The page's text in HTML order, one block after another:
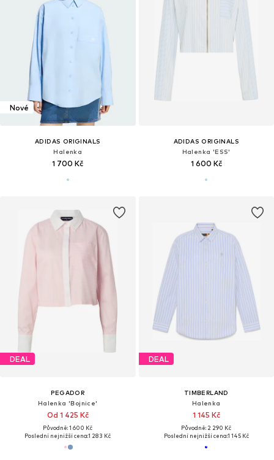
Nové
ADIDAS ORIGINALS
Halenka
1 700 Kč
ADIDAS ORIGINALS
Halenka 'ESS'
1 600 Kč
DEAL
PEGADOR
Halenka 'Bojnice'
Od 1 425 Kč
Původně: 1 600 Kč
Poslední nejnižší cena:1 283 Kč
DEAL
TIMBERLAND
Halenka
1 145 Kč
Původně: 2 290 Kč
Poslední nejnižší cena:1 145 Kč